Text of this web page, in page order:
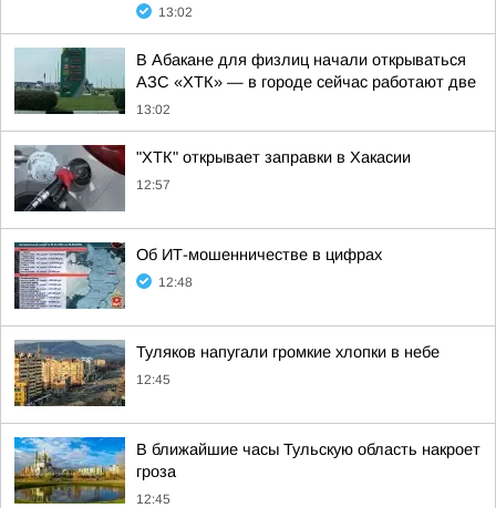
13:02
В Абакане для физлиц начали открываться
АЗС «ХТК» — в городе сейчас работают две
13:02
"ХТК" открывает заправки в Хакасии
12:57
Об ИТ-мошенничестве в цифрах
12:48
Туляков напугали громкие хлопки в небе
12:45
В ближайшие часы Тульскую область накроет
гроза
12:45